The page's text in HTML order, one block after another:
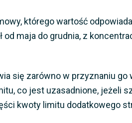
którego wartość
maja do grudnia, z
się zarówno w przyznaniu
co jest uzasadnione, jeżeli
kwoty limitu dodatkowego